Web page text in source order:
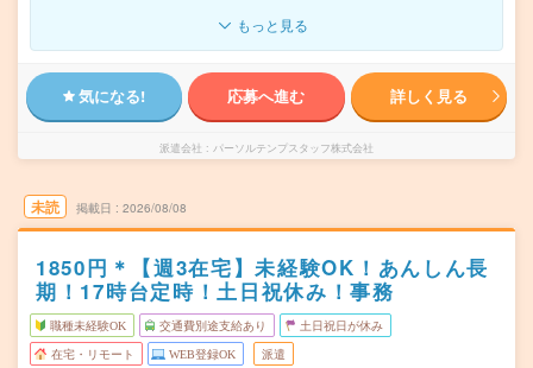
もっと見る
気になる! 応募へ進む 詳しく見る
派遣会社 パーソルテンプスタッフ株式会社
未読 掲載日 2026/08/08
1850円＊【週3在宅】未経験OK！あんしん長
期！17時台定時！土日祝休み！事務
職種未経験OK 交通費別途支給あり 土日祝日が休み
在宅・リモート WEB登録OK 派遣